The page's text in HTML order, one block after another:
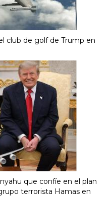
club de golf de Trump en
que confíe en el plan
terrorista Hamas en